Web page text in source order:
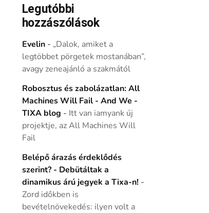
Legutóbbi
hozzászólások
Evelin- „Dalok, amiket a
legtöbbet pörgetek mostanában”,
avagy zeneajánló a szakmától
Robosztus és zabolázatlan: All
Machines Will Fail - And We -
TIXA blog - Itt van iamyank új
projektje, az All Machines Will
Fail
Belépő árazás érdeklődés
szerint? - Debütáltak a
dinamikus árú jegyek a Tixa-n! -
Zord időkben is
bevételnövekedés: ilyen volt a